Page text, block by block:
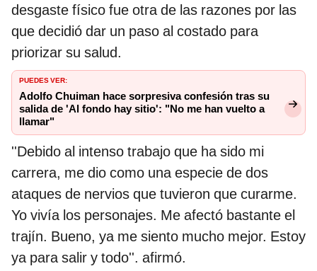
desgaste físico fue otra de las razones por las
que decidió dar un paso al costado para
priorizar su salud.
PUEDES VER:
Adolfo Chuiman hace sorpresiva confesión tras su
salida de 'Al fondo hay sitio': "No me han vuelto a
llamar"
''Debido al intenso trabajo que ha sido mi
carrera, me dio como una especie de dos
ataques de nervios que tuvieron que curarme.
Yo vivía los personajes. Me afectó bastante el
trajín. Bueno, ya me siento mucho mejor. Estoy
ya para salir y todo''. afirmó.